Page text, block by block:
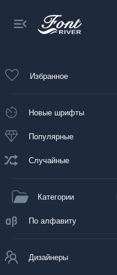
Избранное
Новые шрифты
Популярные
Случайные
Категории
По алфавиту
Дизайнеры